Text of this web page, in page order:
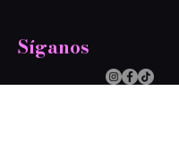
Síganos